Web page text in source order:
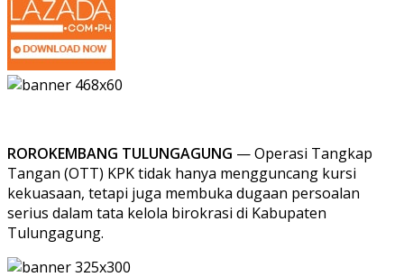
ROROKEMBANG TULUNGAGUNG — Operasi Tangkap
Tangan (OTT) KPK tidak hanya mengguncang kursi
kekuasaan, tetapi juga membuka dugaan persoalan
serius dalam tata kelola birokrasi di Kabupaten
Tulungagung.